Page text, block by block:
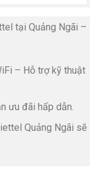
tại Quảng Ngãi –
– Hỗ trợ kỹ thuật
ưu đãi hấp dẫn.
Quảng Ngãi sẽ